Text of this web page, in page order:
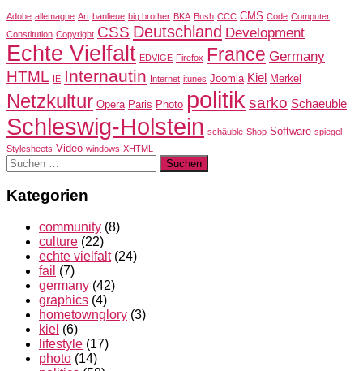
Adobe allemagne Art banlieue big brother BKA Bush CCC CMS Code Computer
Constitution Copyright CSS Deutschland Development
Echte Vielfalt EDVIGE Firefox France Germany
HTML IE Internautin Internet itunes Joomla Kiel Merkel
Netzkultur Opera Paris Photo politik sarko Schaeuble
Schleswig-Holstein schäuble Shop Software spiegel
Stylesheets Video windows XHTML
Suchen
nach:
Kategorien
community (8)
culture (22)
echte vielfalt(24)
fail (7)
germany (42)
graphics (4)
hometownglory (3)
kiel (6)
lifestyle (17)
photo (14)